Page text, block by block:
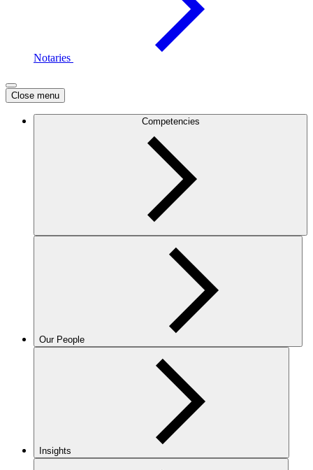
Notaries
Close menu
Competencies
Our People
Insights